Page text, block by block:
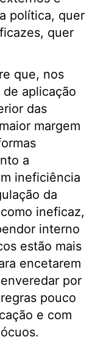
política, quer
quer
que, nos
aplicação
das
margem
a
ineficiência
da
ineficaz,
interno
estão mais
encetarem
por
pouco
e com